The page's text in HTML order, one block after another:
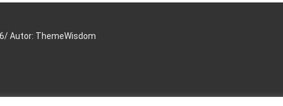
Autor: ThemeWisdom